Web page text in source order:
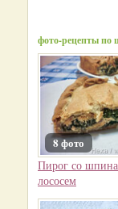
фото-рецепты по
8 фото
Пирог со
лососем